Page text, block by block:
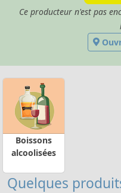
Ce producteur n'est pas
Boissons
alcoolisées
Quelques